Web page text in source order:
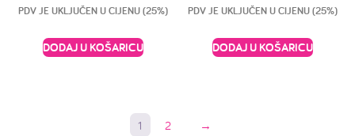
PDV JE UKLJUČEN U CIJENU (25%)
DODAJ U KOŠARICU
PDV JE UKLJUČEN U CIJENU (25%)
DODAJ U KOŠARICU
1 2 →